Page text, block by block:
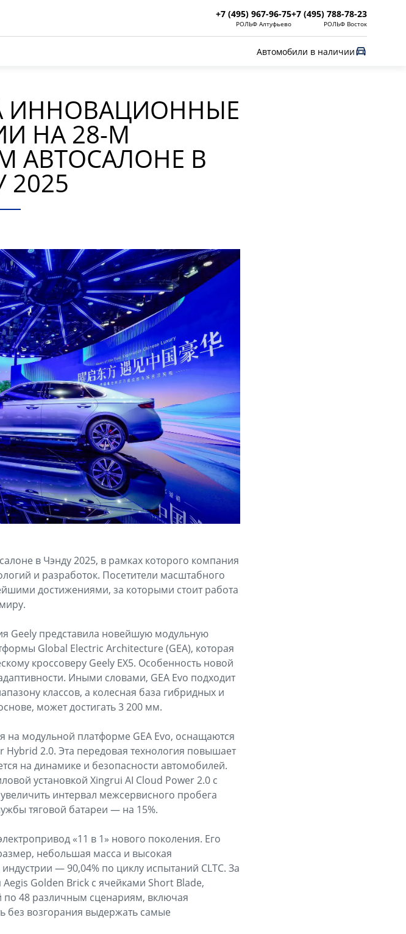
+7 (495) 967-96-75
РОЛЬФ Алтуфьево
+7 (495) 788-78-23
РОЛЬФ Восток
Автомобили в наличии
ИННОВАЦИОННЫЕ
НА 28-М
АВТОСАЛОНЕ В
2025
в Чэнду 2025, в рамках которого компания
и разработок. Посетители масштабного
достижениями, за которыми стоит работа
Geely представила новейшую модульную
Global Electric Architecture (GEA), которая
кроссоверу Geely EX5. Особенность новой
Иными словами, GEA Evo подходит
классов, а колесная база гибридных и
может достигать 3 200 мм.
модульной платформе GEA Evo, оснащаются
2.0. Эта передовая технология повышает
на динамике и безопасности автомобилей.
установкой Xingrui AI Cloud Power 2.0 с
интервал межсервисного пробега
тяговой батареи — на 15%.
«11 в 1» нового поколения. Его
небольшая масса и высокая
— 90,04% по циклу испытаний CLTC. За
Aegis Golden Brick с ячейками Short Blade,
по 48 различным сценариям, включая
без возгорания выдержать самые